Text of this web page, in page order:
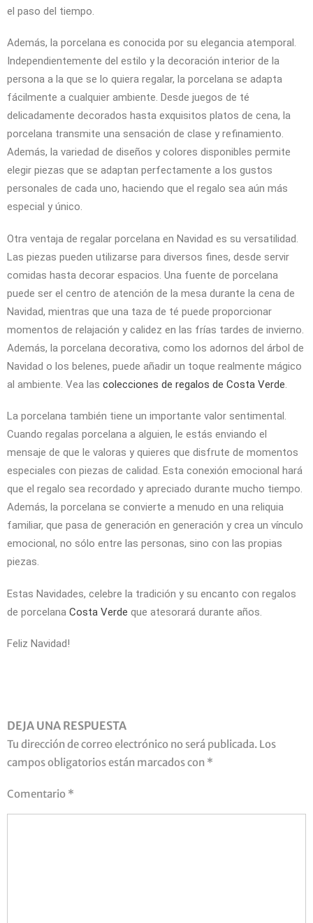
el paso del tiempo.
Además, la porcelana es conocida por su elegancia atemporal.
Independientemente del estilo y la decoración interior de la
persona a la que se lo quiera regalar, la porcelana se adapta
fácilmente a cualquier ambiente. Desde juegos de té
delicadamente decorados hasta exquisitos platos de cena, la
porcelana transmite una sensación de clase y refinamiento.
Además, la variedad de diseños y colores disponibles permite
elegir piezas que se adaptan perfectamente a los gustos
personales de cada uno, haciendo que el regalo sea aún más
especial y único.
Otra ventaja de regalar porcelana en Navidad es su versatilidad.
Las piezas pueden utilizarse para diversos fines, desde servir
comidas hasta decorar espacios. Una fuente de porcelana
puede ser el centro de atención de la mesa durante la cena de
Navidad, mientras que una taza de té puede proporcionar
momentos de relajación y calidez en las frías tardes de invierno.
Además, la porcelana decorativa, como los adornos del árbol de
Navidad o los belenes, puede añadir un toque realmente mágico
al ambiente. Vea las colecciones de regalos de Costa Verde.
La porcelana también tiene un importante valor sentimental.
Cuando regalas porcelana a alguien, le estás enviando el
mensaje de que le valoras y quieres que disfrute de momentos
especiales con piezas de calidad. Esta conexión emocional hará
que el regalo sea recordado y apreciado durante mucho tiempo.
Además, la porcelana se convierte a menudo en una reliquia
familiar, que pasa de generación en generación y crea un vínculo
emocional, no sólo entre las personas, sino con las propias
piezas.
Estas Navidades, celebre la tradición y su encanto con regalos
de porcelana Costa Verde que atesorará durante años.
Feliz Navidad!
DEJA UNA RESPUESTA
Tu dirección de correo electrónico no será publicada. Los
campos obligatorios están marcados con *
Comentario *